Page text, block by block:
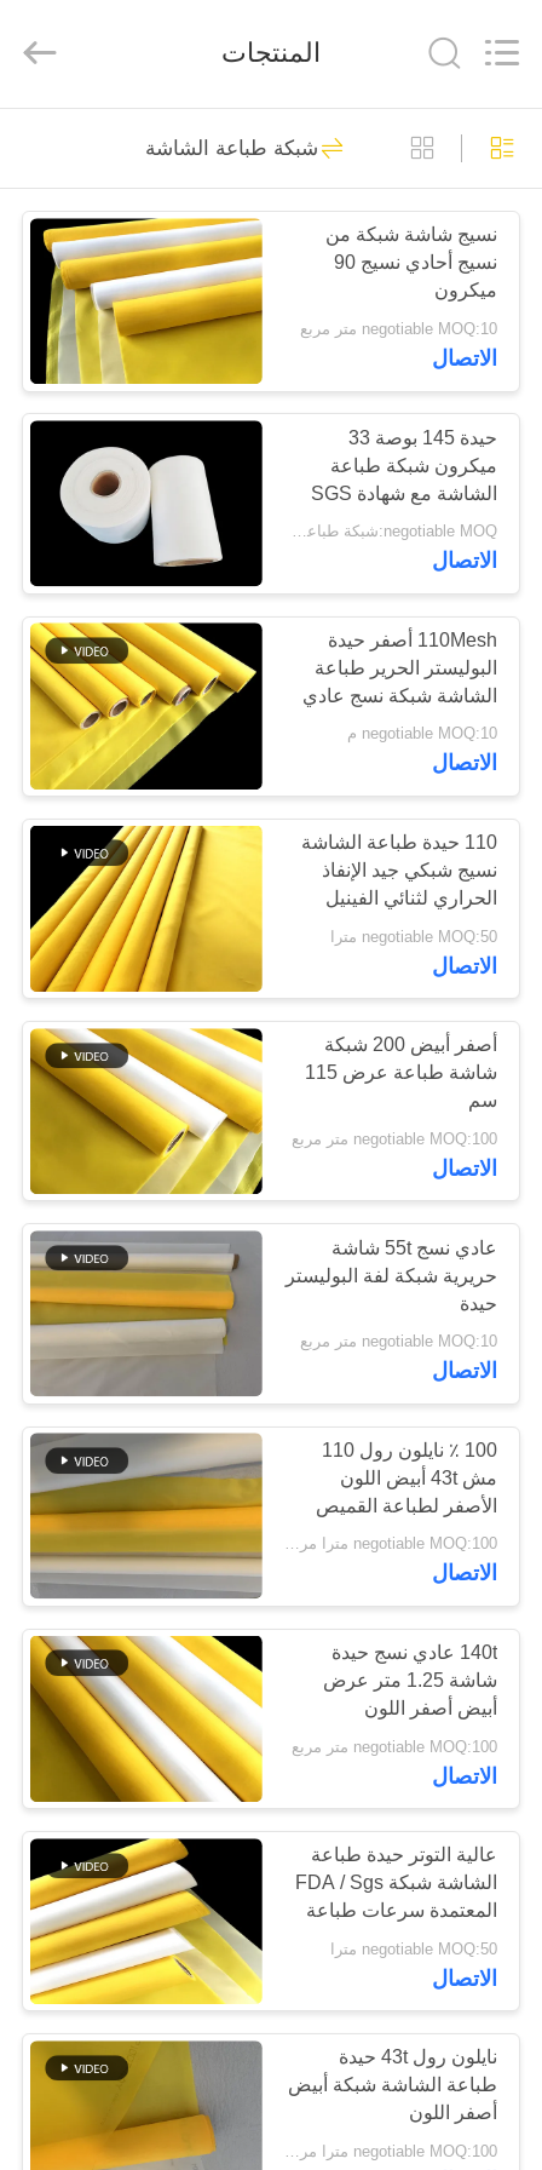
منزل،
بيت
منتجات
معلومات
جولة
المعمل
مراقبة
الجودة
اتصل
أخبار
اطلب
اقتباس
خريطة
الموقع
PRIVACY
POLICY
Wire
Mesh
Co.,Ltd.
Reserved.
حزام سير شبكة
الأسلاك
149
حزام شبكة دوامة
99
حزام شبكة أسلاك
مسطحة
86
حزام سير شبكة
سلسلة
154
شقة فليكس الحزام
الناقل
114
حزام متوازن مركب
96
حزام ناقل لوحة
37
سيور ناقلة PTFE
47
المنتجات
شبكة طباعة الشاشة
نسيج شاشة شبكة من
نسيج أحادي نسيج 90
ميكرون
negotiable MOQ:10 متر مربع
الاتصال
حيدة 145 بوصة 33
ميكرون شبكة طباعة
الشاشة مع شهادة SGS
negotiable MOQ:شبكة طباعة الشاشة الحرارية 50 متر / متر
الاتصال
110Mesh أصفر حيدة
البوليستر الحرير طباعة
الشاشة شبكة نسج عادي
negotiable MOQ:10 م
الاتصال
110 حيدة طباعة الشاشة
نسيج شبكي جيد الإنفاذ
الحراري لثنائي الفينيل
متعدد الكلور
negotiable MOQ:50 مترا
الاتصال
أصفر أبيض 200 شبكة
شاشة طباعة عرض 115
سم
negotiable MOQ:100 متر مربع
الاتصال
عادي نسج 55t شاشة
حريرية شبكة لفة البوليستر
حيدة
negotiable MOQ:10 متر مربع
الاتصال
100 ٪ نايلون رول 110
مش 43t أبيض اللون
الأصفر لطباعة القميص
negotiable MOQ:100 مترا مربعا
الاتصال
140t عادي نسج حيدة
شاشة 1.25 متر عرض
أبيض أصفر اللون
negotiable MOQ:100 متر مربع
الاتصال
عالية التوتر حيدة طباعة
الشاشة شبكة FDA / Sgs
المعتمدة سرعات طباعة
أسرع
negotiable MOQ:50 مترا
الاتصال
نايلون رول 43t حيدة
طباعة الشاشة شبكة أبيض
أصفر اللون
negotiable MOQ:100 مترا مربعا